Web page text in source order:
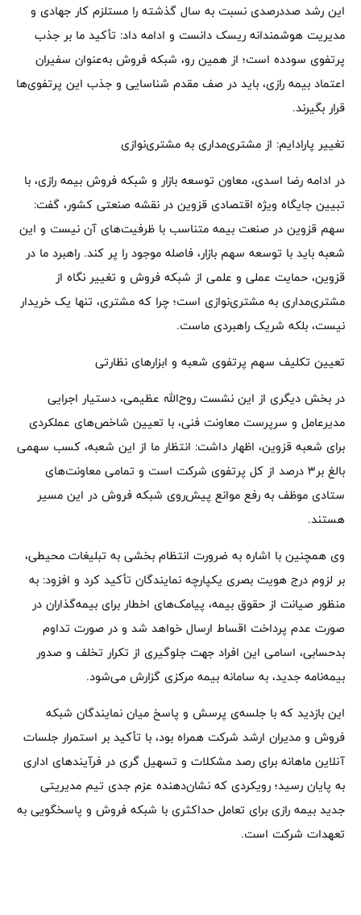
این رشد صددرصدی نسبت به سال گذشته را مستلزم کار جهادی و
مدیریت هوشمندانه ریسک دانست و ادامه داد: تأکید ما بر جذب
پرتفوی سودده است؛ از همین رو، شبکه فروش به‌عنوان سفیران
اعتماد بیمه رازی، باید در صف مقدم شناسایی و جذب این پرتفوی‌ها
قرار بگیرند.
تغییر پارادایم: از مشتری‌مداری به مشتری‌نوازی
در ادامه رضا اسدی، معاون توسعه بازار و شبکه فروش بیمه رازی، با
تبیین جایگاه ویژه اقتصادی قزوین در نقشه صنعتی کشور، گفت:
سهم قزوین در صنعت بیمه متناسب با ظرفیت‌های آن نیست و این
شعبه باید با توسعه سهم بازار، فاصله موجود را پر کند. راهبرد ما در
قزوین، حمایت عملی و علمی از شبکه فروش و تغییر نگاه از
مشتری‌مداری به مشتری‌نوازی است؛ چرا که مشتری، تنها یک خریدار
نیست، بلکه شریک راهبردی ماست.
تعیین تکلیف سهم پرتفوی شعبه و ابزارهای نظارتی
در بخش دیگری از این نشست روح‌الله عظیمی، دستیار اجرایی
مدیرعامل و سرپرست معاونت فنی، با تعیین شاخص‌های عملکردی
برای شعبه قزوین، اظهار داشت: انتظار ما از این شعبه، کسب سهمی
بالغ بر۳ درصد از کل پرتفوی شرکت است و تمامی معاونت‌های
ستادی موظف به رفع موانع پیش‌روی شبکه فروش در این مسیر
هستند.
وی همچنین با اشاره به ضرورت انتظام ‌بخشی به تبلیغات محیطی،
بر لزوم درج هویت بصری یکپارچه نمایندگان تأکید کرد و افزود: به
منظور صیانت از حقوق بیمه، پیامک‌های اخطار برای بیمه‌گذاران در
صورت عدم پرداخت اقساط ارسال خواهد شد و در صورت تداوم
بدحسابی، اسامی این افراد جهت جلوگیری از تکرار تخلف و صدور
بیمه‌نامه جدید، به سامانه بیمه مرکزی گزارش می‌شود.
این بازدید که با جلسه‌ی پرسش و پاسخ میان نمایندگان شبکه
فروش و مدیران ارشد شرکت همراه بود، با تأکید بر استمرار جلسات
آنلاین ماهانه برای رصد مشکلات و تسهیل گری در فرآیندهای اداری
به پایان رسید؛ رویکردی که نشان‌دهنده عزم جدی تیم مدیریتی
جدید بیمه رازی برای تعامل حداکثری با شبکه فروش و پاسخگویی به
تعهدات شرکت است.